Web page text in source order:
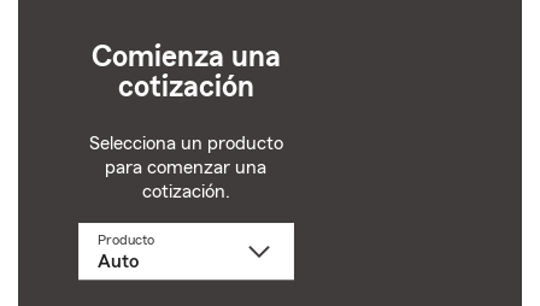
Comienza una
cotización
Selecciona un producto
para comenzar una
cotización.
ProductoSelecciona